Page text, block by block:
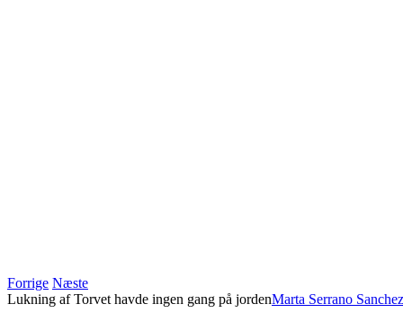
Forrige Næste
Lukning af Torvet havde ingen gang på jordenMarta Serrano Sanchez